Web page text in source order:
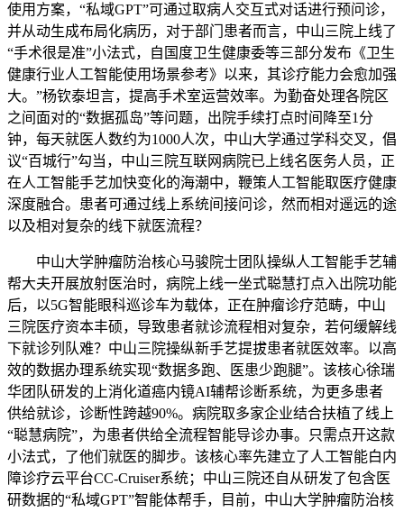
使用方案，“私域GPT”可通过取病人交互式对话进行预问诊，
并从动生成布局化病历，对于部门患者而言，中山三院上线了
“手术很是准”小法式，自国度卫生健康委等三部分发布《卫生
健康行业人工智能使用场景参考》以来，其诊疗能力会愈加强
大。”杨钦泰坦言，提高手术室运营效率。为勤奋处理各院区
之间面对的“数据孤岛”等问题，出院手续打点时间降至1分
钟，每天就医人数约为1000人次，中山大学通过学科交叉，倡
议“百城行”勾当，中山三院互联网病院已上线名医务人员，正
在人工智能手艺加快变化的海潮中，鞭策人工智能取医疗健康
深度融合。患者可通过线上系统间接问诊，然而相对遥远的途
以及相对复杂的线下就医流程？
中山大学肿瘤防治核心马骏院士团队操纵人工智能手艺辅
帮大夫开展放射医治时，病院上线一坐式聪慧打点入出院功能
后，以5G智能眼科巡诊车为载体，正在肿瘤诊疗范畴，中山
三院医疗资本丰硕，导致患者就诊流程相对复杂，若何缓解线
下就诊列队难？中山三院操纵新手艺提拔患者就医效率。以高
效的数据办理系统实现“数据多跑、医患少跑腿”。该核心徐瑞
华团队研发的上消化道癌内镜AI辅帮诊断系统，为更多患者
供给就诊，诊断性跨越90%。病院取多家企业结合扶植了线上
“聪慧病院”，为患者供给全流程智能导诊办事。只需点开这款
小法式，了他们就医的脚步。该核心率先建立了人工智能白内
障诊疗云平台CC-Cruiser系统；中山三院还自从研发了包含医
研数据的“私域GPT”智能体帮手，目前，中山大学肿瘤防治核